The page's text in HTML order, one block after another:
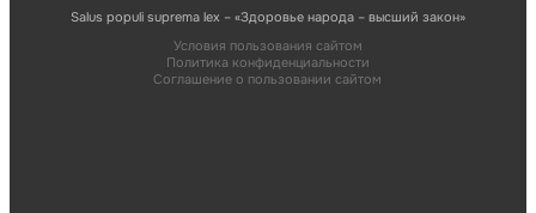
Salus populi suprema lex – «Здоровье народа – высший закон»
Условия пользования сайтом
Политика конфиденциальности
Соглашение о пользовании сайтом